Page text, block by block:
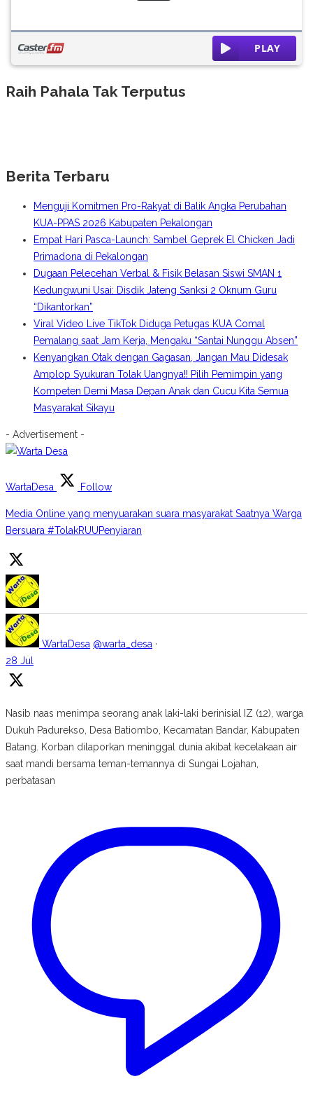
Raih Pahala Tak Terputus
Berita Terbaru
Menguji Komitmen Pro-Rakyat di Balik Angka Perubahan
KUA-PPAS 2026 Kabupaten Pekalongan
Empat Hari Pasca-Launch: Sambel Geprek El Chicken Jadi
Primadona di Pekalongan
Dugaan Pelecehan Verbal & Fisik Belasan Siswi SMAN 1
Kedungwuni Usai: Disdik Jateng Sanksi 2 Oknum Guru
“Dikantorkan”
Viral Video Live TikTok Diduga Petugas KUA Comal
Pemalang saat Jam Kerja, Mengaku “Santai Nunggu Absen”
Kenyangkan Otak dengan Gagasan, Jangan Mau Didesak
Amplop Syukuran Tolak Uangnya!! Pilih Pemimpin yang
Kompeten Demi Masa Depan Anak dan Cucu Kita Semua
Masyarakat Sikayu
- Advertisement -
WartaDesa Follow
Media Online yang menyuarakan suara masyarakat Saatnya Warga
Bersuara #TolakRUUPenyiaran
WartaDesa @warta_desa ·
28 Jul
Nasib naas menimpa seorang anak laki-laki berinisial IZ (12), warga
Dukuh Padurekso, Desa Batiombo, Kecamatan Bandar, Kabupaten
Batang. Korban dilaporkan meninggal dunia akibat kecelakaan air
saat mandi bersama teman-temannya di Sungai Lojahan,
perbatasan